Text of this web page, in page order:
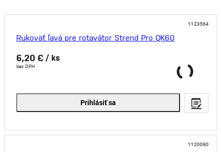
1123564
Rukoväť ľavá pre rotavátor Strend Pro QK60
6,20 € / ks
bez DPH
Prihlásiť sa
1120090